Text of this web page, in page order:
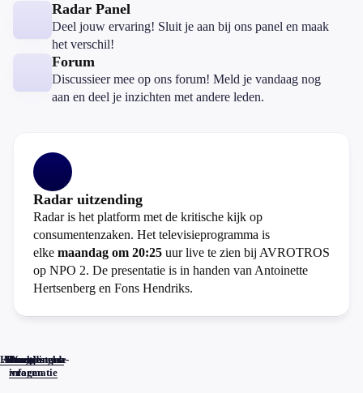
Radar Panel
Deel jouw ervaring! Sluit je aan bij ons panel en maak
het verschil!
Forum
Discussieer mee op ons forum! Meld je vandaag nog
aan en deel je inzichten met andere leden.
Radar uitzending
Radar is het platform met de kritische kijk op
consumentenzaken. Het televisieprogramma is
elke maandag om 20:25 uur live te zien bij AVROTROS
op NPO 2. De presentatie is in handen van Antoinette
Hertsenberg en Fons Hendriks.
Home
Actueel
Uitzendingen
Reacties
Programma-
informatie
Veelgestelde
vragen